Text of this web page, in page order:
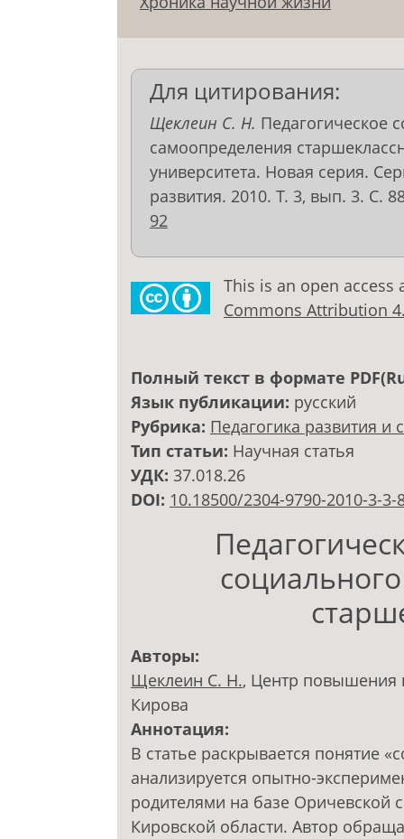
Для цитирования:
Щеклеин С. Н. Педагогическое
самоопределения
университета. Новая серия.
развития. 2010. Т. 3, вып. 3. С.
92
This is an open
Commons Attribution
Полный текст в формате
Язык публикации: русский
Рубрика: Педагогика развития и
Тип статьи: Научная статья
УДК: 37.018.26
DOI: 10.18500/2304-9790-2010-3-3-
Авторы:
Щеклеин С. Н., Центр повышения
Кирова
Аннотация:
В статье раскрывается понятие
анализируется опытно-
родителями на базе
Кировской области. Автор